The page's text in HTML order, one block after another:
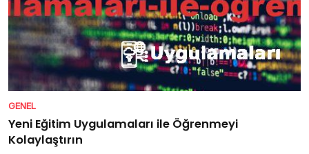
GENEL
Yeni Eğitim Uygulamaları ile Öğrenmeyi
Kolaylaştırın